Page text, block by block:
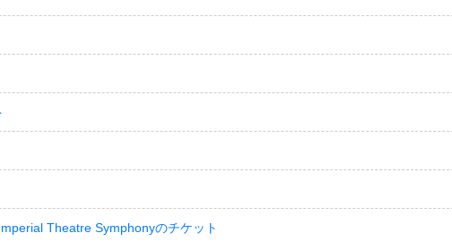
Theatre Symphonyのチケット